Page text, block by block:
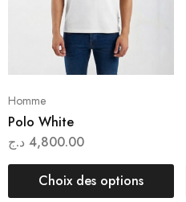
Homme
Polo White
4,800.00 د.ج
Choix des options